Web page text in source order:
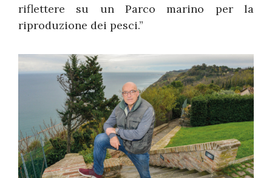
riflettere su un Parco marino per la
riproduzione dei pesci.”